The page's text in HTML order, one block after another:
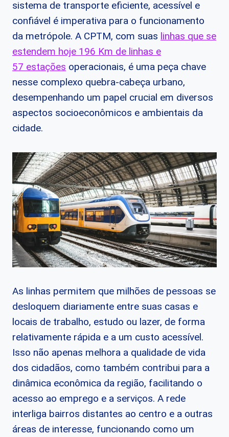
sistema de transporte eficiente, acessível e
confiável é imperativa para o funcionamento
da metrópole. A CPTM, com suas linhas que se
estendem hoje 196 Km de linhas e
57 estações operacionais, é uma peça chave
nesse complexo quebra-cabeça urbano,
desempenhando um papel crucial em diversos
aspectos socioeconômicos e ambientais da
cidade.
As linhas permitem que milhões de pessoas se
desloquem diariamente entre suas casas e
locais de trabalho, estudo ou lazer, de forma
relativamente rápida e a um custo acessível.
Isso não apenas melhora a qualidade de vida
dos cidadãos, como também contribui para a
dinâmica econômica da região, facilitando o
acesso ao emprego e a serviços. A rede
interliga bairros distantes ao centro e a outras
áreas de interesse, funcionando como um